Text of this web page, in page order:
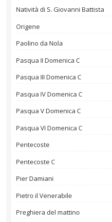
Natività di S. Giovanni Battista
Origene
Paolino da Nola
Pasqua II Domenica C
Pasqua III Domenica C
Pasqua IV Domenica C
Pasqua V Domenica C
Pasqua VI Domenica C
Pentecoste
Pentecoste C
Pier Damiani
Pietro il Venerabile
Preghiera del mattino